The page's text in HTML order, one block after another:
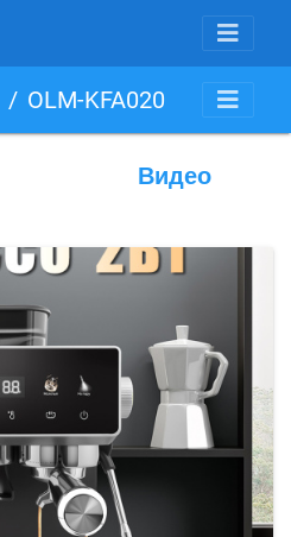
OLM-KFA020
Видео